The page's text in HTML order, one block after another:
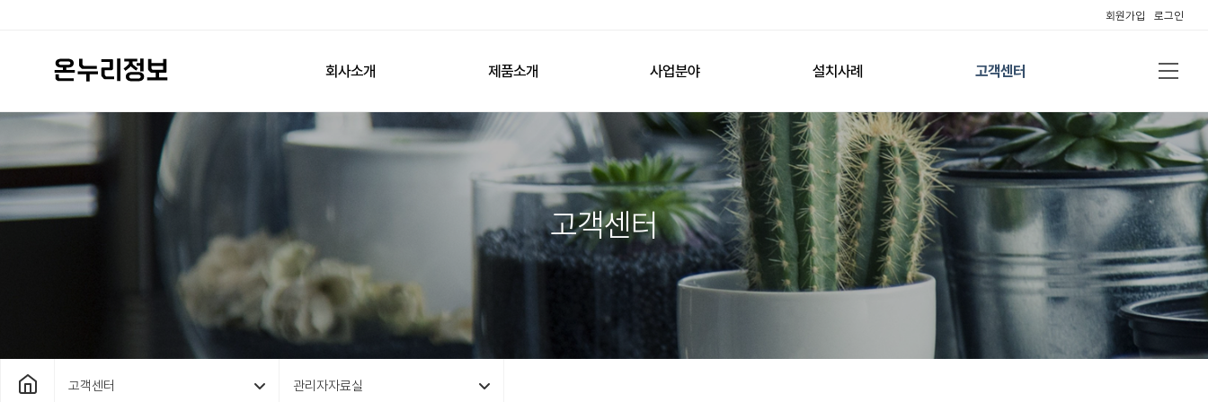
회원가입 로그인
회사소개 제품소개 사업분야 설치사례 고객센터
고객센터
고객센터 관리자자료실